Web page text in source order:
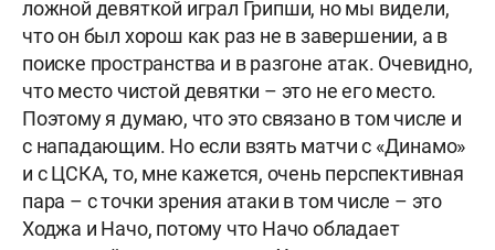
ложной девяткой играл Грипши, но мы видели,
что он был хорош как раз не в завершении, а в
поиске пространства и в разгоне атак. Очевидно,
что место чистой девятки – это не его место.
Поэтому я думаю, что это связано в том числе и
с нападающим. Но если взять матчи с «Динамо»
и с ЦСКА, то, мне кажется, очень перспективная
пара – с точки зрения атаки в том числе – это
Ходжа и Начо, потому что Начо обладает